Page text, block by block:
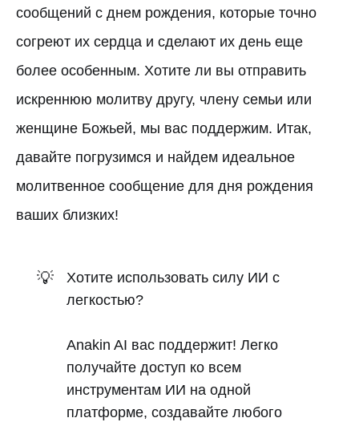
сообщений с днем рождения, которые точно
согреют их сердца и сделают их день еще
более особенным. Хотите ли вы отправить
искреннюю молитву другу, члену семьи или
женщине Божьей, мы вас поддержим. Итак,
давайте погрузимся и найдем идеальное
молитвенное сообщение для дня рождения
ваших близких!
💡
Хотите использовать силу ИИ с
легкостью?
Anakin AI вас поддержит! Легко
получайте доступ ко всем
инструментам ИИ на одной
платформе, создавайте любого